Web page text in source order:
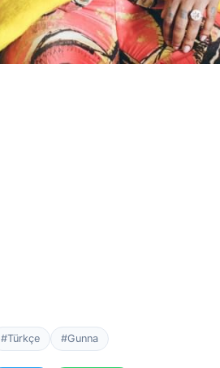
#Türkçe #Gunna